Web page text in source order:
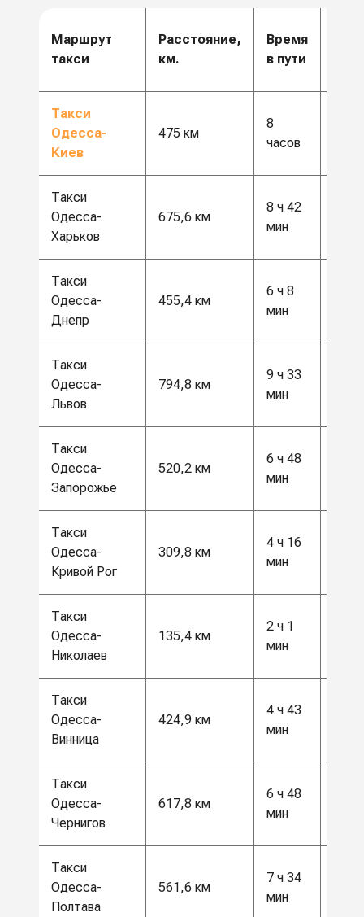
Маршрут
такси
Расстояние,
км.
Время
в пути
Такси
Одесса-
Киев
475 км
8
часов
Такси
Одесса-
Харьков
675,6 км
8 ч 42
мин
Такси
Одесса-
Днепр
455,4 км
6 ч 8
мин
Такси
Одесса-
Львов
794,8 км
9 ч 33
мин
Такси
Одесса-
Запорожье
520,2 км
6 ч 48
мин
Такси
Одесса-
Кривой Рог
309,8 км
4 ч 16
мин
Такси
Одесса-
Николаев
135,4 км
2 ч 1
мин
Такси
Одесса-
Винница
424,9 км
4 ч 43
мин
Такси
Одесса-
Чернигов
617,8 км
6 ч 48
мин
Такси
Одесса-
Полтава
561,6 км
7 ч 34
мин